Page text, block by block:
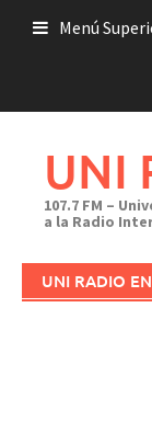
Menú
UNI
107.7 FM –
a la Radio
UNI RADIO